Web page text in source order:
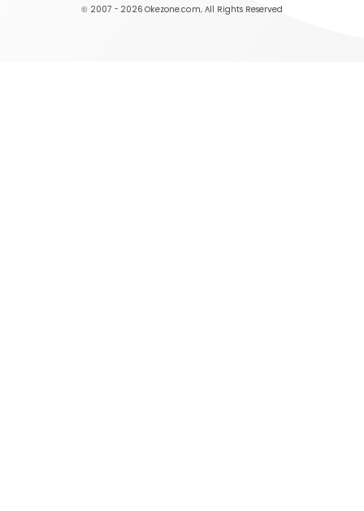
© 2007 - 2026 Okezone.com, All Rights Reserved